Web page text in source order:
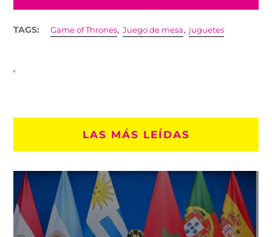
TAGS: Game of Thrones,Juego de mesa, juguetes
LAS MÁS LEÍDAS